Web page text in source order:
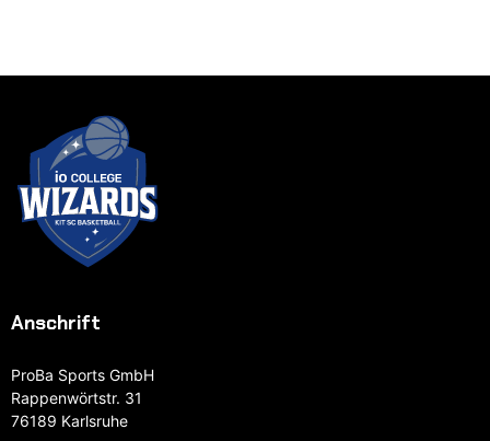
Anschrift
ProBa Sports GmbH
Rappenwörtstr. 31
76189 Karlsruhe